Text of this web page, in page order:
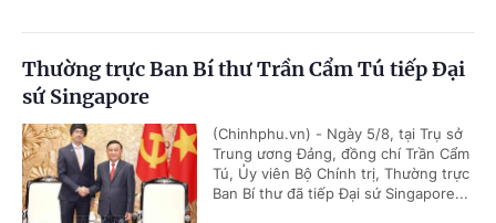
Thường trực Ban Bí thư Trần Cẩm Tú tiếp Đại
sứ Singapore
(Chinhphu.vn) - Ngày 5/8, tại Trụ sở
Trung ương Đảng, đồng chí Trần Cẩm
Tú, Ủy viên Bộ Chính trị, Thường trực
Ban Bí thư đã tiếp Đại sứ Singapore...